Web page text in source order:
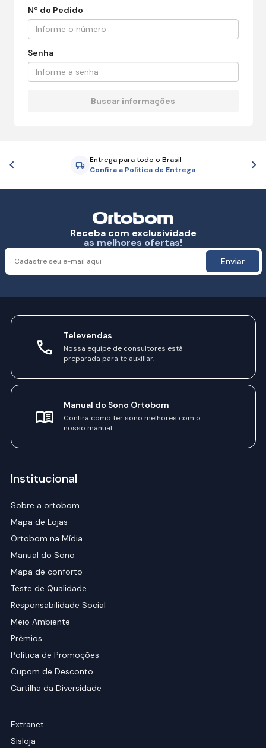
Nº do Pedido
Senha
Entrega para todo o Brasil
Confira a Política de Entrega
Anterior
Receba com exclusividade
as melhores ofertas!
Enviar
Televendas
Nossa equipe de consultores está
preparada para te auxiliar.
Manual do Sono Ortobom
Confira como ter sono melhores com o
nosso manual.
Institucional
Sobre a ortobom
Mapa de Lojas
Ortobom na Mídia
Manual do Sono
Mapa de conforto
Teste de Qualidade
Responsabilidade Social
Meio Ambiente
Prêmios
Política de Promoções
Cupom de Desconto
Cartilha da Diversidade
Extranet
Sisloja